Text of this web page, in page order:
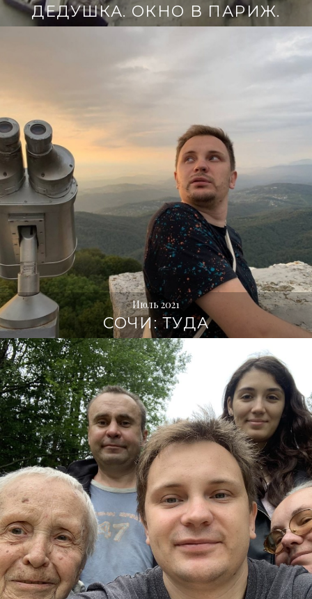
ДЕДУШКА. ОКНО В ПАРИЖ.
Июль 2021
СОЧИ: ТУДА